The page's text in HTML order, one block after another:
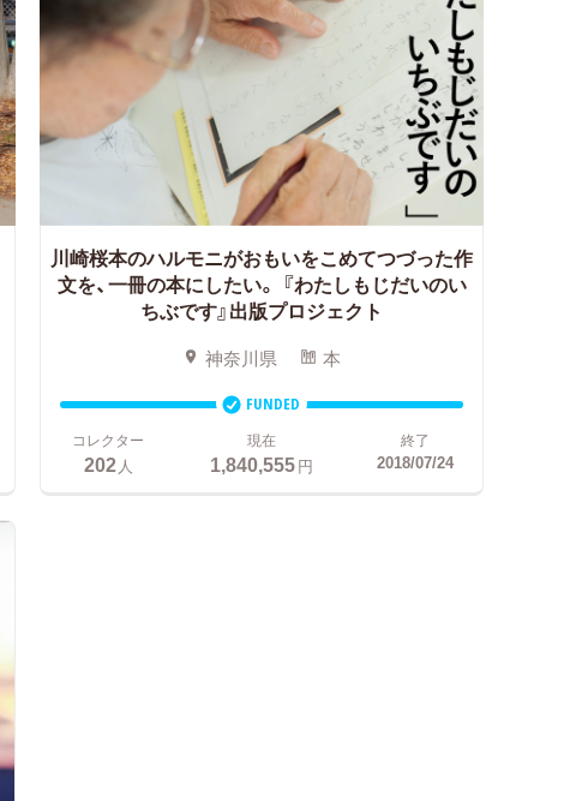
川崎桜本のハルモニがおもいをこめてつづった作
文を、一冊の本にしたい。 『わたしもじだいのい
ちぶです』出版プロジェクト
神奈川県 本
FUNDED
コレクター
202人
現在
1,840,555円
終了
2018/07/24